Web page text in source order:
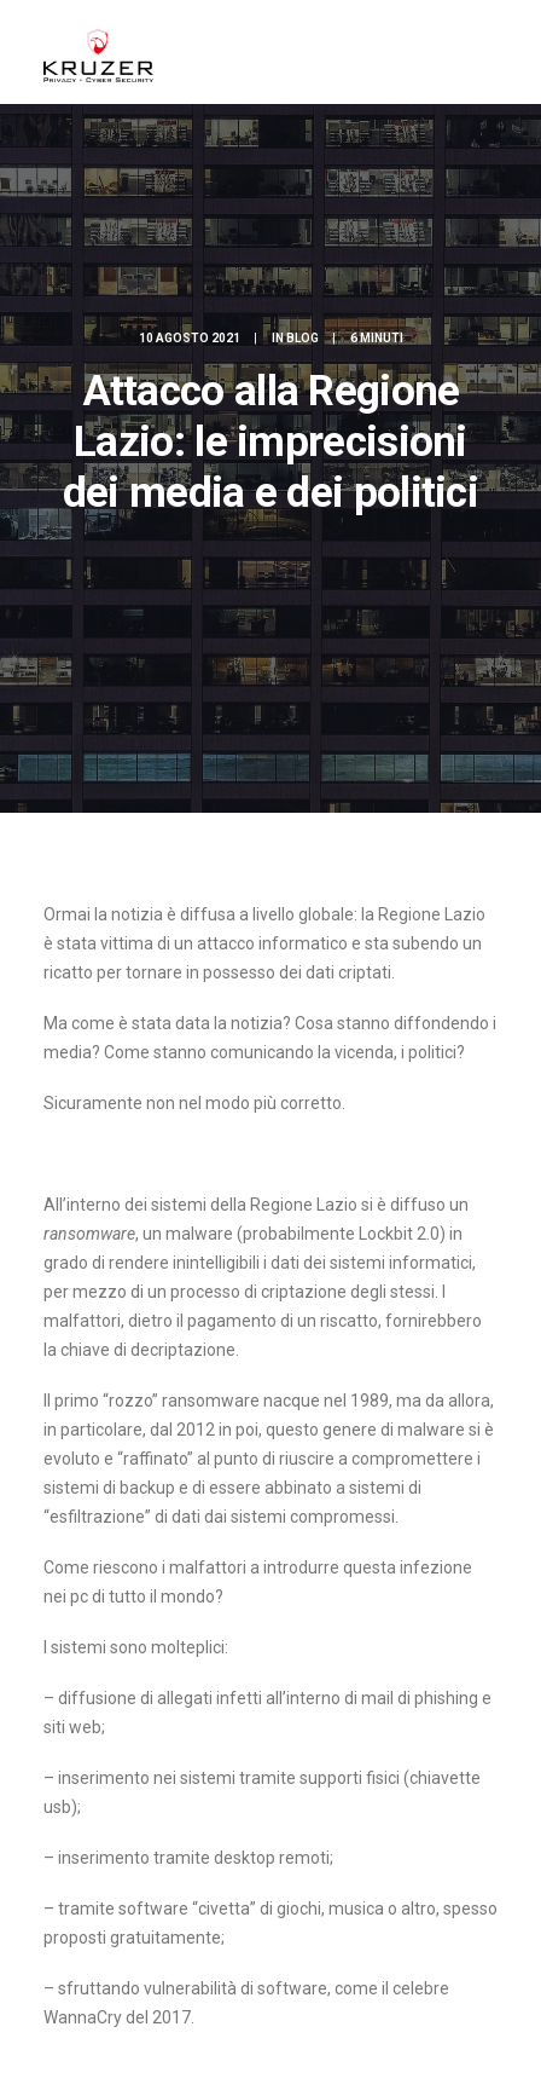
CHI SIAMO
SERVIZI
BLOG
CASE STUDIES
WHITE PAPERS
CONTATTI
ACCEDI
10 AGOSTO 2021 INBLOG | 6 MINUTI
Attacco alla Regione
Lazio: le imprecisioni
dei media e dei politici
Ormai la notizia è diffusa a livello globale: la Regione Lazio
è stata vittima di un attacco informatico e sta subendo un
ricatto per tornare in possesso dei dati criptati.
Ma come è stata data la notizia? Cosa stanno diffondendo i
media? Come stanno comunicando la vicenda, i politici?
Sicuramente non nel modo più corretto.
All’interno dei sistemi della Regione Lazio si è diffuso un
ransomware, un malware (probabilmente Lockbit 2.0) in
grado di rendere inintelligibili i dati dei sistemi informatici,
per mezzo di un processo di criptazione degli stessi. I
malfattori, dietro il pagamento di un riscatto, fornirebbero
la chiave di decriptazione.
Il primo “rozzo” ransomware nacque nel 1989, ma da allora,
in particolare, dal 2012 in poi, questo genere di malware si è
evoluto e “raffinato” al punto di riuscire a compromettere i
sistemi di backup e di essere abbinato a sistemi di
“esfiltrazione” di dati dai sistemi compromessi.
Come riescono i malfattori a introdurre questa infezione
nei pc di tutto il mondo?
I sistemi sono molteplici:
– diffusione di allegati infetti all’interno di mail di phishing e
siti web;
– inserimento nei sistemi tramite supporti fisici (chiavette
usb);
– inserimento tramite desktop remoti;
– tramite software “civetta” di giochi, musica o altro, spesso
proposti gratuitamente;
– sfruttando vulnerabilità di software, come il celebre
WannaCry del 2017.